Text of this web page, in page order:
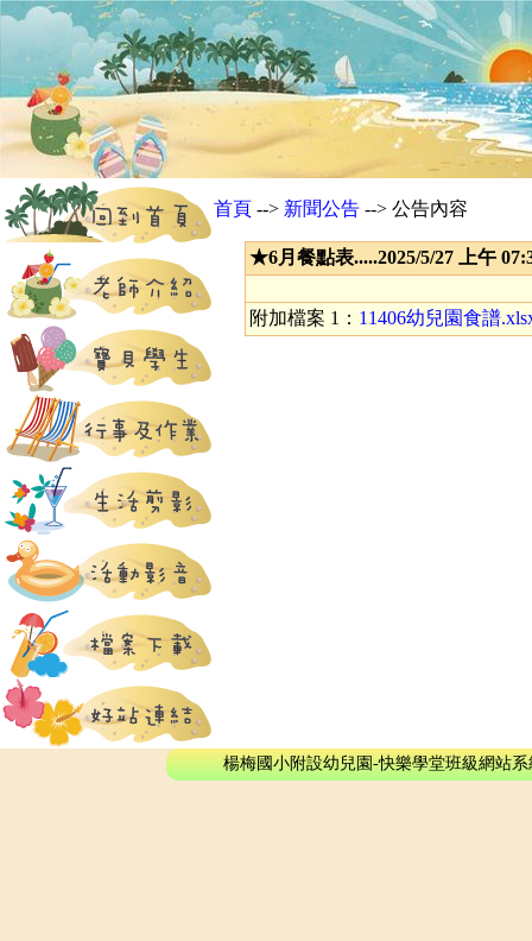
首頁 --> 新聞公告 --> 公告內容
★6月餐點表.....2025/5/27 上午
附加檔案 1： 11406幼兒園食譜
楊梅國小附設幼兒園-快樂學堂班級網站